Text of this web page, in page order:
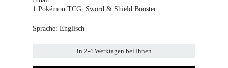
1 Pokémon TCG: Sword & Shield Booster
Sprache: Englisch
in 2-4 Werktagen bei Ihnen